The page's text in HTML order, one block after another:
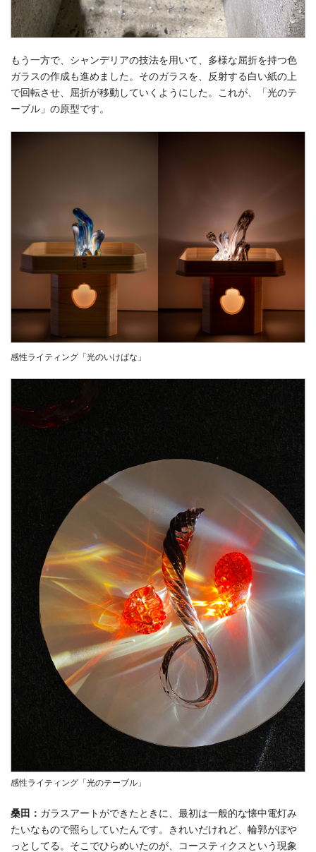
もう一方で、シャンデリアの技法を用いて、多様な屈折を持つ色
ガラスの作成も進めました。そのガラスを、反射する白い紙の上
で回転させ、屈折が移動していくようにした。これが、「光のテ
ーブル」の原型です。
感性ライティング「光のいけばな」
感性ライティング「光のテーブル」
桑田： ガラスアートができたときに、最初は一般的な懐中電灯み
たいなもので照らしていたんです。きれいだけれど、輪郭がぼや
っとしてる。そこでひらめいたのが、コースティクスという現象